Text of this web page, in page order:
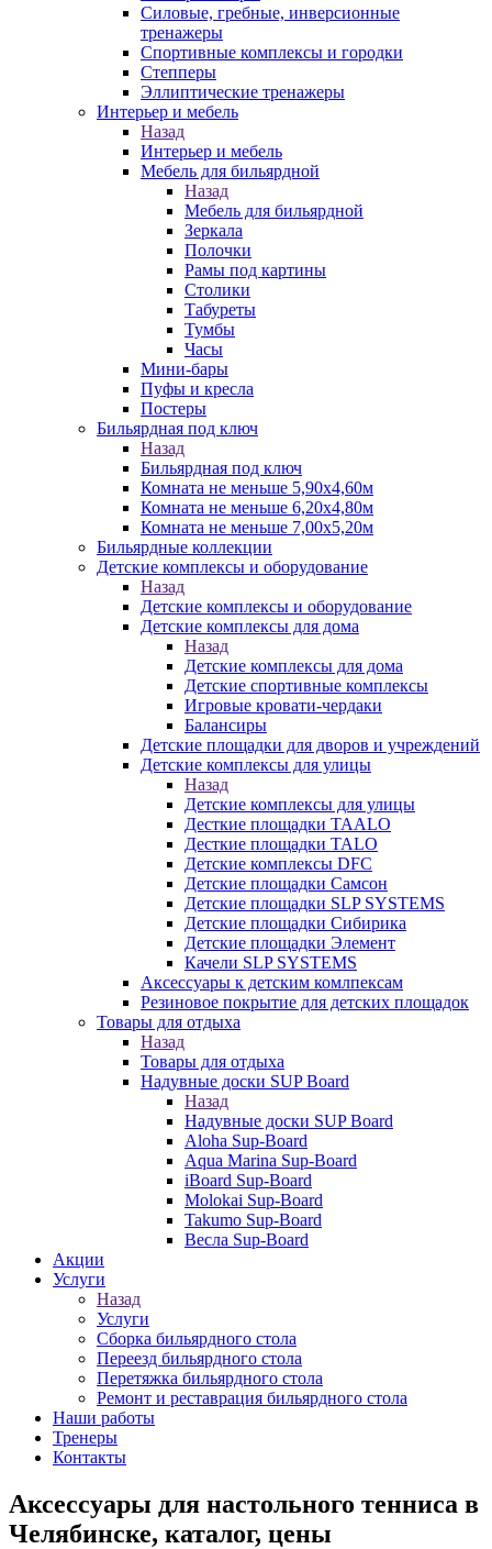
Силовые, гребные, инверсионные
тренажеры
Спортивные комплексы и городки
Степперы
Эллиптические тренажеры
Интерьер и мебель
Назад
Интерьер и мебель
Мебель для бильярдной
Назад
Мебель для бильярдной
Зеркала
Полочки
Рамы под картины
Столики
Табуреты
Тумбы
Часы
Мини-бары
Пуфы и кресла
Постеры
Бильярдная под ключ
Назад
Бильярдная под ключ
Комната не меньше 5,90х4,60м
Комната не меньше 6,20х4,80м
Комната не меньше 7,00х5,20м
Бильярдные коллекции
Детские комплексы и оборудование
Назад
Детские комплексы и оборудование
Детские комплексы для дома
Назад
Детские комплексы для дома
Детские спортивные комплексы
Игровые кровати-чердаки
Балансиры
Детские площадки для дворов и учреждений
Детские комплексы для улицы
Назад
Детские комплексы для улицы
Десткие площадки TAALO
Десткие площадки TALO
Детские комплексы DFC
Детские площадки Самсон
Детские площадки SLP SYSTEMS
Детские площадки Сибирика
Детские площадки Элемент
Качели SLP SYSTEMS
Аксессуары к детским комлпексам
Резиновое покрытие для детских площадок
Товары для отдыха
Назад
Товары для отдыха
Надувные доски SUP Board
Назад
Надувные доски SUP Board
Aloha Sup-Board
Aqua Marina Sup-Board
iBoard Sup-Board
Molokai Sup-Board
Takumo Sup-Board
Весла Sup-Board
Акции
Услуги
Назад
Услуги
Сборка бильярдного стола
Переезд бильярдного стола
Перетяжка бильярдного стола
Ремонт и реставрация бильярдного стола
Наши работы
Тренеры
Контакты
Аксессуары для настольного тенниса в
Челябинске, каталог, цены